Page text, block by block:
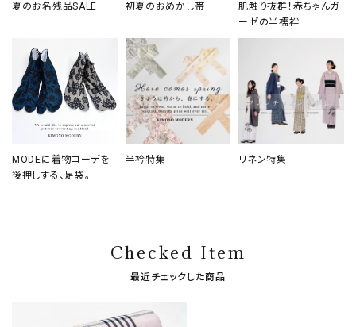
夏のお名残品SALE 初夏のおめかし帯
肌触り抜群！赤ちゃんガ
ーゼの半襦袢
MODEに着物コーデを
後押しする、足袋。
半衿特集 リネン特集
Checked Item
最近チェックした商品